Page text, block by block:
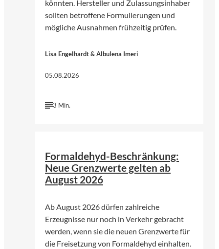
könnten. Hersteller und Zulassungsinhaber
sollten betroffene Formulierungen und
mögliche Ausnahmen frühzeitig prüfen.
Lisa Engelhardt & Albulena Imeri
05.08.2026
3 Min.
Formaldehyd-Beschränkung:
Neue Grenzwerte gelten ab
August 2026
Ab August 2026 dürfen zahlreiche
Erzeugnisse nur noch in Verkehr gebracht
werden, wenn sie die neuen Grenzwerte für
die Freisetzung von Formaldehyd einhalten.